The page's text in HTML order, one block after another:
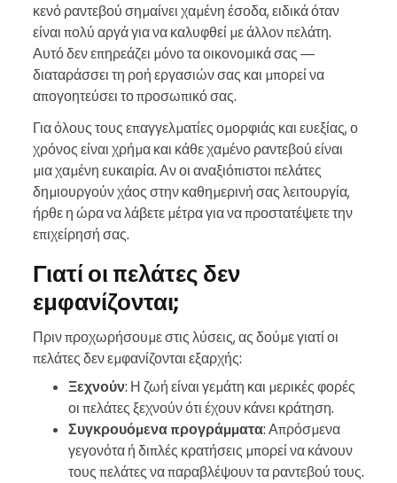
κενό ραντεβού σημαίνει χαμένη έσοδα, ειδικά όταν
είναι πολύ αργά για να καλυφθεί με άλλον πελάτη.
Αυτό δεν επηρεάζει μόνο τα οικονομικά σας —
διαταράσσει τη ροή εργασιών σας και μπορεί να
απογοητεύσει το προσωπικό σας.
Για όλους τους επαγγελματίες ομορφιάς και ευεξίας, ο
χρόνος είναι χρήμα και κάθε χαμένο ραντεβού είναι
μια χαμένη ευκαιρία. Αν οι αναξιόπιστοι πελάτες
δημιουργούν χάος στην καθημερινή σας λειτουργία,
ήρθε η ώρα να λάβετε μέτρα για να προστατέψετε την
επιχείρησή σας.
Γιατί οι πελάτες δεν
εμφανίζονται;
Πριν προχωρήσουμε στις λύσεις, ας δούμε γιατί οι
πελάτες δεν εμφανίζονται εξαρχής:
Ξεχνούν: Η ζωή είναι γεμάτη και μερικές φορές
οι πελάτες ξεχνούν ότι έχουν κάνει κράτηση.
Συγκρουόμενα προγράμματα: Απρόσμενα
γεγονότα ή διπλές κρατήσεις μπορεί να κάνουν
τους πελάτες να παραβλέψουν τα ραντεβού τους.